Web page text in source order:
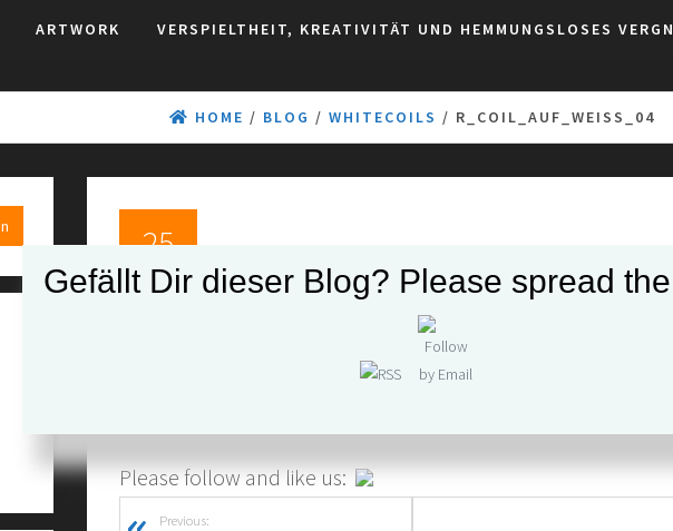
ARTWORK VERSPIELTHEIT, KREATIVITÄT UND HEMMUNGSLOSES
HOME / BLOG / WHITECOILS / R_COIL_AUF_WEISS_04
25
Juni
R_coil_auf_weiss_04
Please follow and like us:
Previous:
Gefällt Dir dieser Blog? Please spread